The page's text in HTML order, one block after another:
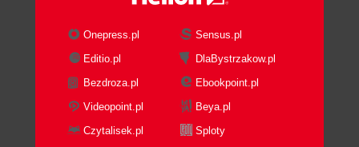
Onepress.pl
Sensus.pl
Editio.pl
DlaBystrzakow.pl
Bezdroza.pl
Ebookpoint.pl
Videopoint.pl
Beya.pl
Czytalisek.pl
Sploty